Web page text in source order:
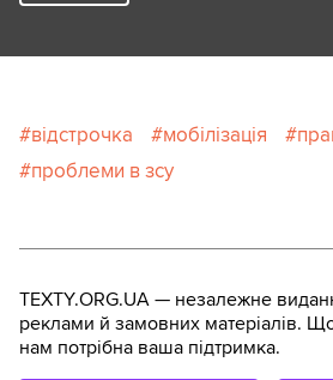
відстрочка мобілізація
проблеми в зсу
TEXTY.ORG.UA — незалежне
реклами й замовних матеріалів.
нам потрібна ваша підтримка.